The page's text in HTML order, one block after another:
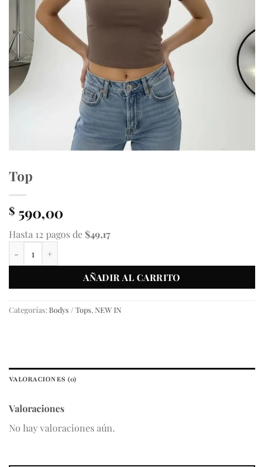
Top
$ 590,00
Hasta 12 pagos de$49,17
AÑADIR AL CARRITO
Categorías: Bodys / Tops, NEW IN
VALORACIONES (0)
Valoraciones
No hay valoraciones aún.